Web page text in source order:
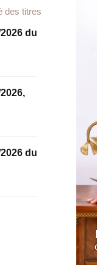
des titres
du
du